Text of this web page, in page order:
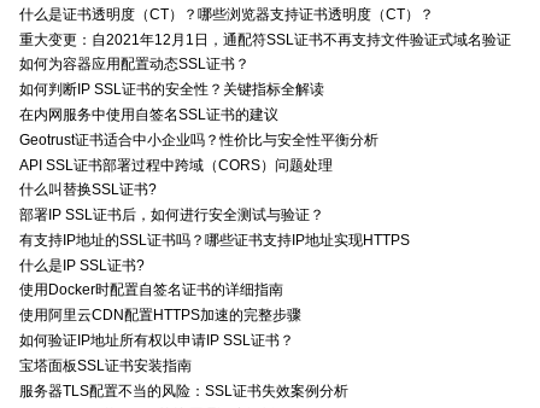
什么是证书透明度（CT）？哪些浏览器支持证书透明度（CT）？
重大变更：自2021年12月1日，通配符SSL证书不再支持文件验证式域名验证
如何为容器应用配置动态SSL证书？
如何判断IP SSL证书的安全性？关键指标全解读
在内网服务中使用自签名SSL证书的建议
Geotrust证书适合中小企业吗？性价比与安全性平衡分析
API SSL证书部署过程中跨域（CORS）问题处理
什么叫替换SSL证书?
部署IP SSL证书后，如何进行安全测试与验证？
有支持IP地址的SSL证书吗？哪些证书支持IP地址实现HTTPS
什么是IP SSL证书?
使用Docker时配置自签名证书的详细指南
使用阿里云CDN配置HTTPS加速的完整步骤
如何验证IP地址所有权以申请IP SSL证书？
宝塔面板SSL证书安装指南
服务器TLS配置不当的风险：SSL证书失效案例分析